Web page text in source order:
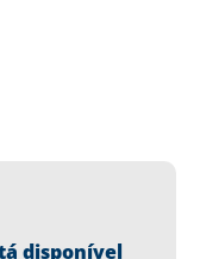
disponível